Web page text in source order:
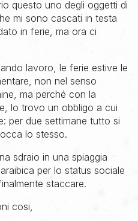
questo uno degli oggetti di
mi sono cascati in testa
in ferie, ma ora ci
lavoro, le ferie estive le
non nel senso
ma perché con la
lo trovo un obbligo a cui
per due settimane tutto si
lo stesso.
sdraio in una spiaggia
per lo status sociale
staccare.
cosi,